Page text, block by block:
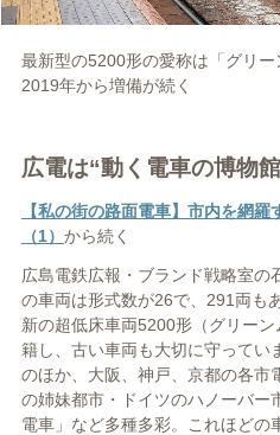
最新型の5200形の愛称は「グリー
2019年から増備が続く
広電は“動く電車の博物
【私の街の路面電車】市内を網
（1） から続く
広島電鉄広報・ブランド戦略室の
の車両は形式数が26で、291両も
新の超低床車両5200形（グリー
籍し、古い車両も大切に守ってい
のほか、大阪、神戸、京都の各市
の姉妹都市・ドイツのハノーバー
電車」など多種多彩。これほどの